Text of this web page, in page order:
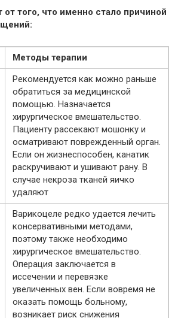
от того, что именно стало причиной
Методы терапии
Рекомендуется как можно раньше
обратиться за медицинской
помощью. Назначается
хирургическое вмешательство.
Пациенту рассекают мошонку и
осматривают поврежденный орган.
Если он жизнеспособен, канатик
раскручивают и ушивают рану. В
случае некроза тканей яичко
удаляют
Варикоцеле редко удается лечить
консервативными методами,
поэтому также необходимо
хирургическое вмешательство.
Операция заключается в
иссечении и перевязке
увеличенных вен. Если вовремя не
оказать помощь больному,
возникает риск снижения